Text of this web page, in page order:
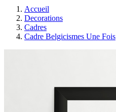
Accueil
Decorations
Cadres
Cadre Belgicismes Une Fois